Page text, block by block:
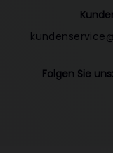
Folgen Sie uns: